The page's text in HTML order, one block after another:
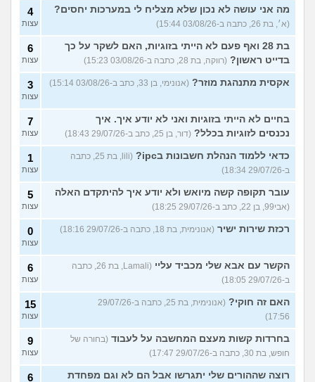
מה אני עושה לא נכון שלא מצליח לי במערכות יחסים?
(א׳, בת 26, כתבה ב-03/08/26 15:44)
4
עצות
בת 28 ואף פעם לא הייתי בזוגיות, האם לשקר על כך
בדייט ראשון? (רווקה, בת 28, כתבה ב-03/08/26 15:23)
6
עצות
אקסית מתנהגת מוזר? (אנונימי, בן 33, כתב ב-03/08/26 15:14) 3
עצות
בחיים לא הייתי בזוגיות ואני לא יודע איך. איך
נכנסים לזוגיות בכלל? (דור, בן 25, כתב ב-29/07/26 18:43)
7
עצות
כדאי ללמוד הנהלת חשבונות בipc?
(lili, בת 25, כתבה
ב-29/07/26 18:34)
1
עצות
עובר תקופה קשה מיואש ולא יודע איך להיתקדם האלה
(אבי99, בן 22, כתב ב-29/07/26 18:25)
5
עצות
רכזת שירות ישיר (אנונימית, בת 18, כתבה ב-29/07/26 18:16) 0
עצות
הקשר עם אבא שלי מכביד עליי
(Lamali, בת 26, כתבה
ב-29/07/26 18:05)
6
עצות
האם זה חוקי?
(אנונימית, בת 25, כתבה ב-29/07/26
17:56)
15
עצות
בחרדות קשות מעצם המחשבה על לעבוד (בחורה של
חופש, בת 30, כתבה ב-29/07/26 17:47)
9
עצות
רוצה שההורים שלי יתגרשו אבל הם לא וגם מפחדת 6